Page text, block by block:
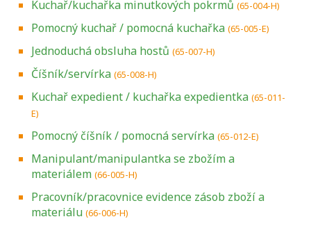
Kuchař/kuchařka minutkových pokrmů (65-004-H)
Pomocný kuchař / pomocná kuchařka (65-005-E)
Jednoduchá obsluha hostů (65-007-H)
Číšník/servírka (65-008-H)
Kuchař expedient / kuchařka expedientka (65-011-
E)
Pomocný číšník / pomocná servírka (65-012-E)
Manipulant/manipulantka se zbožím a
materiálem (66-005-H)
Pracovník/pracovnice evidence zásob zboží a
materiálu (66-006-H)